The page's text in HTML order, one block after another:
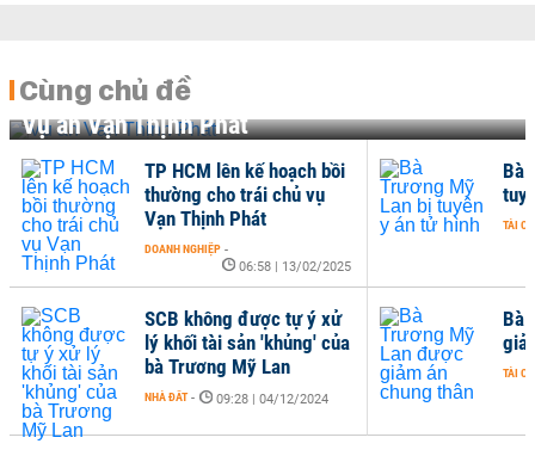
Cùng chủ đề
Vụ án Vạn Thịnh Phát
Bà
TÀI
TP HCM lên kế hoạch bồi
thường cho trái chủ vụ
Vạn Thịnh Phát
DOANH NGHIỆP -
06:58 | 13/02/2025
SCB không được tự ý xử
lý khối tài sản 'khủng' của
bà Trương Mỹ Lan
NHÀ ĐẤT - 09:28 | 04/12/2024
Bà
TÀI